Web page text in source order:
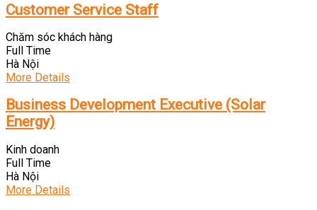
Customer Service Staff
Chăm sóc khách hàng
Full Time
Hà Nội
More Details
Business Development Executive (Solar
Energy)
Kinh doanh
Full Time
Hà Nội
More Details